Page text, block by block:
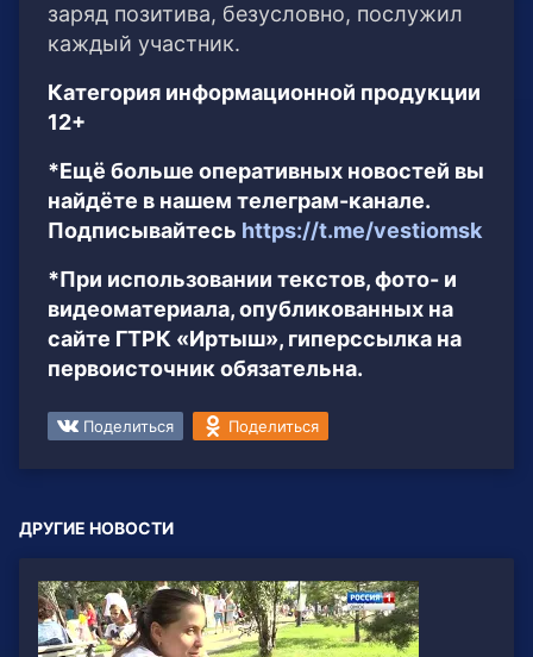
заряд позитива, безусловно, послужил
каждый участник.
Категория информационной продукции
12+
*Ещё больше оперативных новостей вы
найдёте в нашем телеграм-канале.
Подписывайтесь https://t.me/vestiomsk
*При использовании текстов, фото- и
видеоматериала, опубликованных на
сайте ГТРК «Иртыш», гиперссылка на
первоисточник обязательна.
Поделиться Поделиться
ДРУГИЕ НОВОСТИ